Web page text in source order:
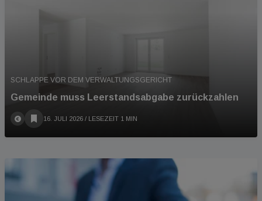
SCHLAPPE VOR DEM VERWALTUNGSGERICHT
Gemeinde muss Leerstandsabgabe zurückzahlen
16. JULI 2026 / LESEZEIT 1 MIN